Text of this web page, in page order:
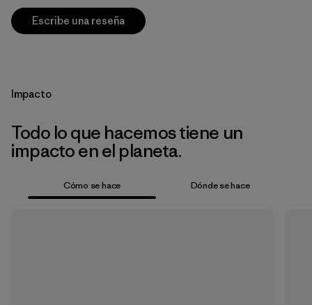
Escribe una reseña
Impacto
Todo lo que hacemos tiene un
impacto en el planeta.
Cómo se hace Dónde se hace